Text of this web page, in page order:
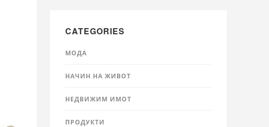
CATEGORIES
МОДА
НАЧИН НА ЖИВОТ
НЕДВИЖИМ ИМОТ
ПРОДУКТИ